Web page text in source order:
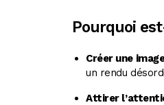
Pourquoi
Créer une
un rendu
Attirer